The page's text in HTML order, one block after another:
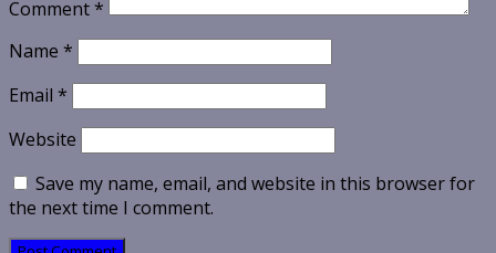
Comment*
Name *
Email *
Website
Save my name, email, and website in this browser for
the next time I comment.